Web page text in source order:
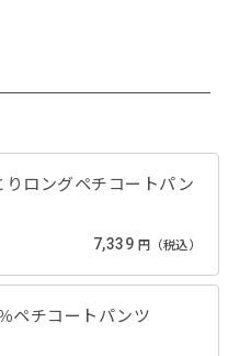
りロングペチコートパン
7,339 円（税込）
ペチコートパンツ